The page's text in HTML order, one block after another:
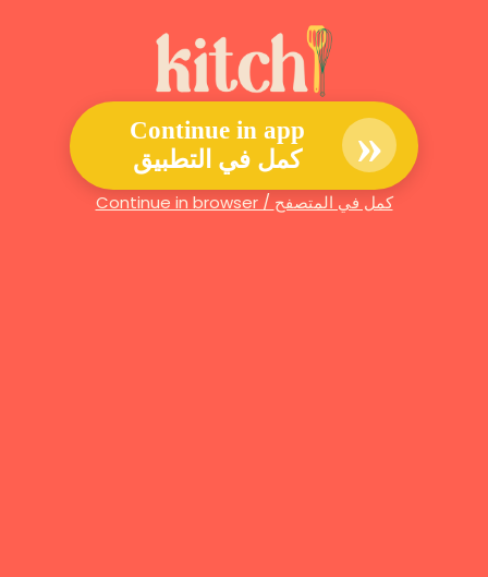
Continue in app
كمل في التطبيق
»
Continue in browser / كمل في المتصفح